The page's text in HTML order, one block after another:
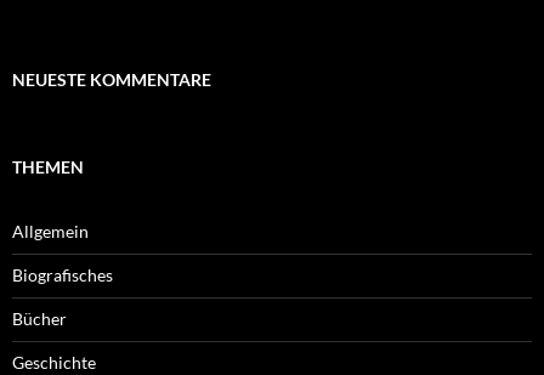
NEUESTE KOMMENTARE
THEMEN
Allgemein
Biografisches
Bücher
Geschichte